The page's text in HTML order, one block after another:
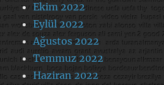
Ekim 2022
Eylül 2022
Ağustos 2022
Temmuz 2022
Haziran 2022